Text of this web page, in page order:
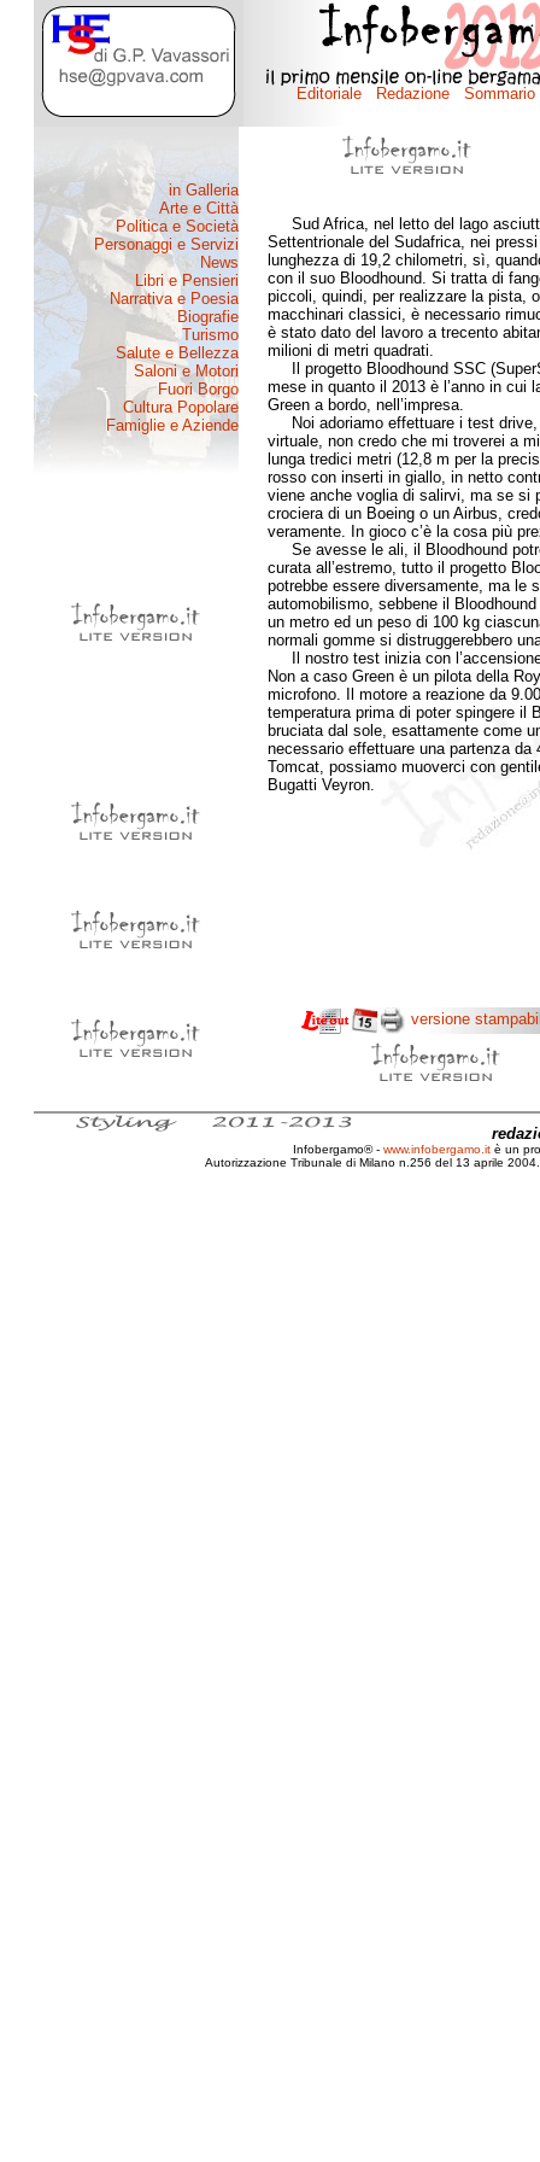
Sud Africa, nel letto del lago
Settentrionale del Sudafrica, nei
lunghezza di 19,2 chilometri, sì,
con il suo Bloodhound. Si tratta di
piccoli, quindi, per realizzare la pista,
macchinari classici, è necessario
è stato dato del lavoro a trecento
milioni di metri quadrati.
Il progetto Bloodhound SSC
mese in quanto il 2013 è l’anno in cui
Green a bordo, nell’impresa.
Noi adoriamo effettuare i test drive,
virtuale, non credo che mi troverei a
lunga tredici metri (12,8 m per la
rosso con inserti in giallo, in netto
viene anche voglia di salirvi, ma se si
crociera di un Boeing o un Airbus,
veramente. In gioco c’è la cosa più
Se avesse le ali, il Bloodhound
curata all’estremo, tutto il progetto
potrebbe essere diversamente, ma le
automobilismo, sebbene il
un metro ed un peso di 100 kg
normali gomme si distruggerebbero
Il nostro test inizia con
Non a caso Green è un pilota della
microfono. Il motore a reazione da
temperatura prima di poter spingere il
bruciata dal sole, esattamente come
necessario effettuare una partenza
Tomcat, possiamo muoverci con
Bugatti Veyron.
versione
Infobergamo® - www.infobergamo.it è un
Autorizzazione Tribunale di Milano n.256 del 13 aprile